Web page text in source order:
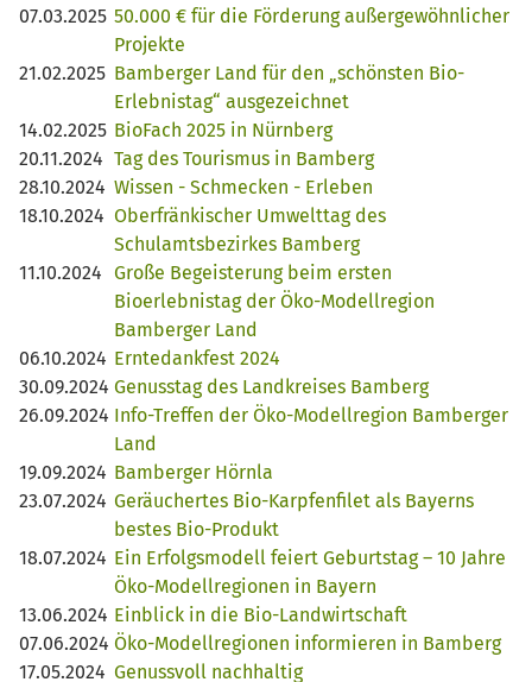
07.03.2025 50.000 € für die Förderung außergewöhnlicher
Projekte
21.02.2025 Bamberger Land für den „schönsten Bio-
Erlebnistag“ ausgezeichnet
14.02.2025 BioFach 2025 in Nürnberg
20.11.2024 Tag des Tourismus in Bamberg
28.10.2024 Wissen - Schmecken - Erleben
18.10.2024 Oberfränkischer Umwelttag des
Schulamtsbezirkes Bamberg
11.10.2024 Große Begeisterung beim ersten
Bioerlebnistag der Öko-Modellregion
Bamberger Land
06.10.2024 Erntedankfest 2024
30.09.2024 Genusstag des Landkreises Bamberg
26.09.2024 Info-Treffen der Öko-Modellregion Bamberger
Land
19.09.2024 Bamberger Hörnla
23.07.2024 Geräuchertes Bio-Karpfenfilet als Bayerns
bestes Bio-Produkt
18.07.2024 Ein Erfolgsmodell feiert Geburtstag – 10 Jahre
Öko-Modellregionen in Bayern
13.06.2024 Einblick in die Bio-Landwirtschaft
07.06.2024 Öko-Modellregionen informieren in Bamberg
17.05.2024 Genussvoll nachhaltig